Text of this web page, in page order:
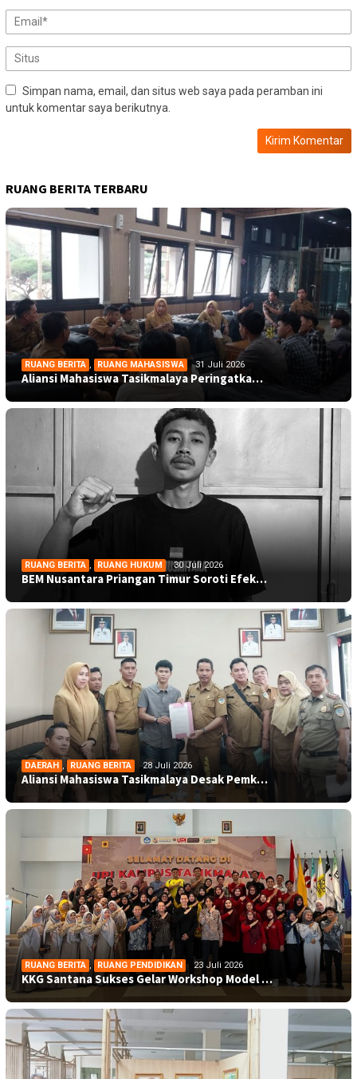
Simpan nama, email, dan situs web saya pada peramban ini
untuk komentar saya berikutnya.
RUANG BERITA TERBARU
RUANG BERITA , RUANG MAHASISWA 31 Juli 2026
Aliansi Mahasiswa Tasikmalaya Peringatka…
RUANG BERITA , RUANG HUKUM 30 Juli 2026
BEM Nusantara Priangan Timur Soroti Efek…
DAERAH , RUANG BERITA 28 Juli 2026
Aliansi Mahasiswa Tasikmalaya Desak Pemk…
RUANG BERITA , RUANG PENDIDIKAN 23 Juli 2026
KKG Santana Sukses Gelar Workshop Model …